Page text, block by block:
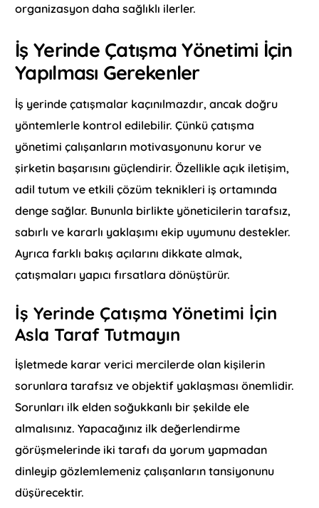
organizasyon daha sağlıklı ilerler.
İş Yerinde Çatışma Yönetimi İçin
Yapılması Gerekenler
İş yerinde çatışmalar kaçınılmazdır, ancak doğru
yöntemlerle kontrol edilebilir. Çünkü çatışma
yönetimi çalışanların motivasyonunu korur ve
şirketin başarısını güçlendirir. Özellikle açık iletişim,
adil tutum ve etkili çözüm teknikleri iş ortamında
denge sağlar. Bununla birlikte yöneticilerin tarafsız,
sabırlı ve kararlı yaklaşımı ekip uyumunu destekler.
Ayrıca farklı bakış açılarını dikkate almak,
çatışmaları yapıcı fırsatlara dönüştürür.
İş Yerinde Çatışma Yönetimi İçin
Asla Taraf Tutmayın
İşletmede karar verici mercilerde olan kişilerin
sorunlara tarafsız ve objektif yaklaşması önemlidir.
Sorunları ilk elden soğukkanlı bir şekilde ele
almalısınız. Yapacağınız ilk değerlendirme
görüşmelerinde iki tarafı da yorum yapmadan
dinleyip gözlemlemeniz çalışanların tansiyonunu
düşürecektir.